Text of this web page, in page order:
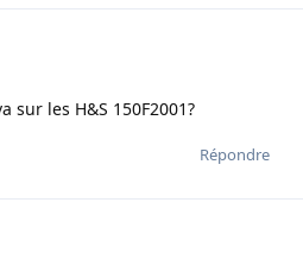
sur les H&S 150F2001?
Répondre